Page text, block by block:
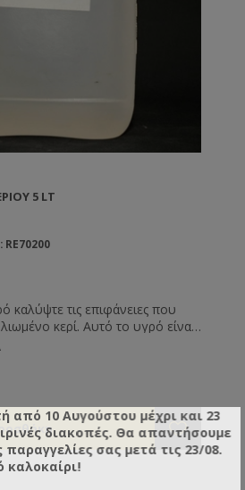
5 LT
καλύψτε τις επιφάνειες που
λιωμένο κερί. Αυτό το υγρό είναι
άλλο και κάνει αδύνατη την
πάνω στις επιφάνειες. Το
χρήση με τα αυτόματα
από 10 Αυγούστου μέχρι και 23
διακοπές. Θα απαντήσουμε
σας μετά τις 23/08.
καλοκαίρι!